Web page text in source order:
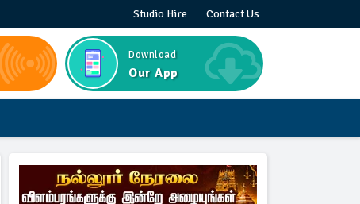
Studio Hire Contact Us
Download
Our App